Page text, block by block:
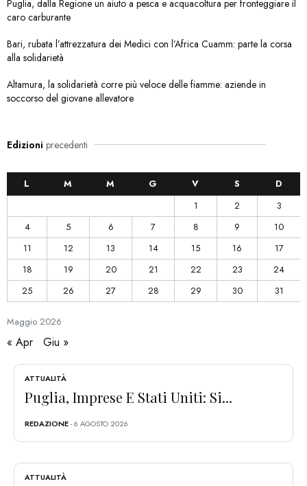
Puglia, dalla Regione un aiuto a pesca e acquacoltura per fronteggiare il
caro carburante
Bari, rubata l’attrezzatura dei Medici con l’Africa Cuamm: parte la corsa
alla solidarietà
Altamura, la solidarietà corre più veloce delle fiamme: aziende in
soccorso del giovane allevatore
Edizioni precedenti
Maggio 2026
L M M G V S
D
1
2
3
4
5 6 7 8 9
10
11
12 13 14 15 16
17
18
19 20 21 22 23
24
25
26 27 28 29 30 31
« Apr Giu »
ATTUALITÀ
Puglia, Imprese E Stati Uniti: Si...
REDAZIONE- 6 AGOSTO 2026
ATTUALITÀ